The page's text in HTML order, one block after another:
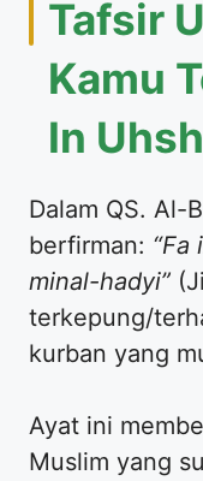
Tafsir
Kamu
In
Dalam QS. Al-
berfirman: “Fa
minal-hadyi”
terkepung/
kurban yang
Ayat ini
Muslim yang